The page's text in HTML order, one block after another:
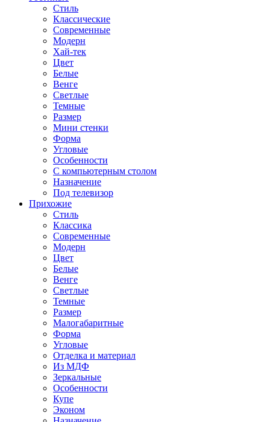
Стиль
Классические
Современные
Модерн
Хай-тек
Цвет
Белые
Венге
Светлые
Темные
Размер
Мини стенки
Форма
Угловые
Особенности
С компьютерным столом
Назначение
Под телевизор
Прихожие
Стиль
Классика
Современные
Модерн
Цвет
Белые
Венге
Светлые
Темные
Размер
Малогабаритные
Форма
Угловые
Отделка и материал
Из МДФ
Зеркальные
Особенности
Купе
Эконом